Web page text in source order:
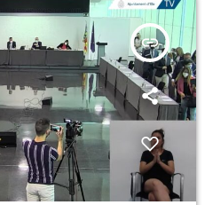
insert_link